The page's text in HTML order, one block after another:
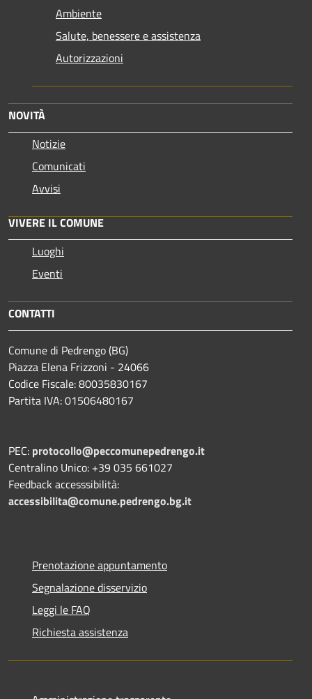
Ambiente
Salute, benessere e assistenza
Autorizzazioni
NOVITÀ
Notizie
Comunicati
Avvisi
VIVERE IL COMUNE
Luoghi
Eventi
CONTATTI
Comune di Pedrengo (BG)
Piazza Elena Frizzoni - 24066
Codice Fiscale: 80035830167
Partita IVA: 01506480167
PEC: protocollo@peccomunepedrengo.it
Centralino Unico: +39 035 661027
Feedback accesssibilità:
accessibilita@comune.pedrengo.bg.it
Prenotazione appuntamento
Segnalazione disservizio
Leggi le FAQ
Richiesta assistenza